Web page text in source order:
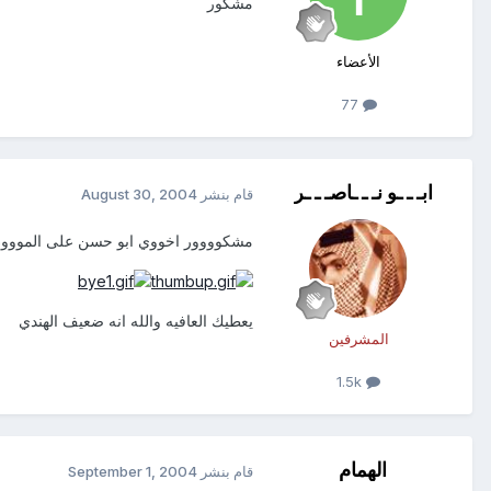
الأعضاء
ابـ ـ ـو نـ ـ ـاصـ ـ ـر
المشرفين
قام بنشر August 30, 2004
مشكوووور اخووي ابو حسن على
يعطيك العافيه والله انه ضعيف الهندي
الهمام قام بنشر September 1, 2004